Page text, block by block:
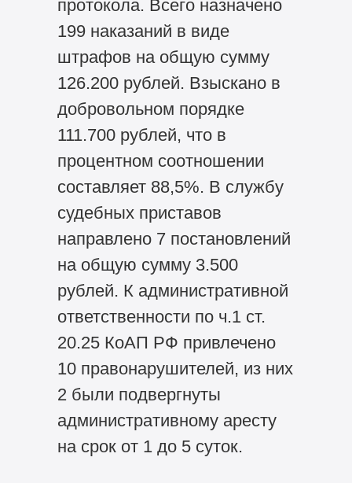
протокола. Всего назначено
199 наказаний в виде
штрафов на общую сумму
126.200 рублей. Взыскано в
добровольном порядке
111.700 рублей, что в
процентном соотношении
составляет 88,5%. В службу
судебных приставов
направлено 7 постановлений
на общую сумму 3.500
рублей. К административной
ответственности по ч.1 ст.
20.25 КоАП РФ привлечено
10 правонарушителей, из них
2 были подвергнуты
административному аресту
на срок от 1 до 5 суток.